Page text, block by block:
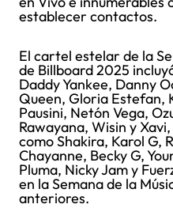
establecer contactos.
El cartel estelar de la
de Billboard 2025
Daddy Yankee, Danny
Queen, Gloria Estefan,
Pausini, Netón Vega,
Rawayana, Wisin y
como Shakira, Karol G,
Chayanne, Becky G,
Pluma, Nicky Jam y
en la Semana de la
anteriores.